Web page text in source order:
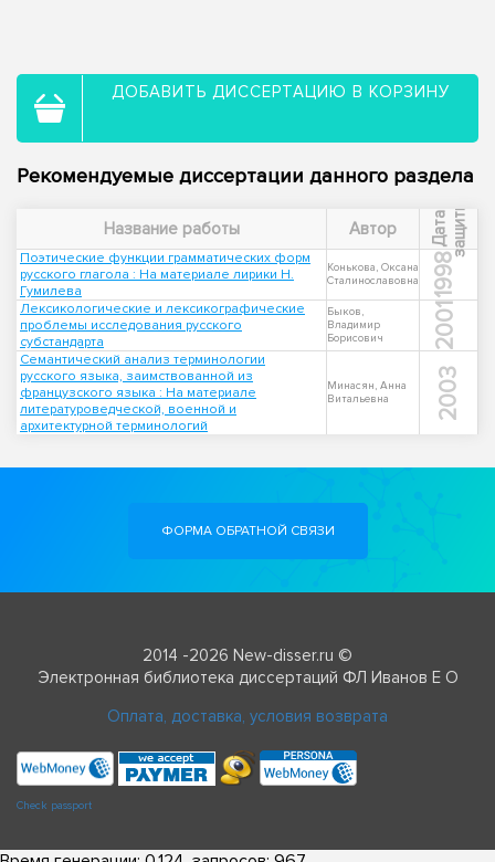
ДОБАВИТЬ ДИССЕРТАЦИЮ В КОРЗИНУ
Рекомендуемые диссертации данного раздела
Название работы Автор Д
а
т
а
з
а
щ
и
т ы
Поэтические функции грамматических форм
русского глагола : На материале лирики Н.
Гумилева
Конькова, Оксана
Сталинославовна
1998
Лексикологические и лексикографические
проблемы исследования русского
субстандарта
Быков,
Владимир
Борисович
2001
Семантический анализ терминологии
русского языка, заимствованной из
французского языка : На материале
литературоведческой, военной и
архитектурной терминологий
Минасян, Анна
Витальевна
2003
ФОРМА ОБРАТНОЙ СВЯЗИ
2014 -2026 New-disser.ru ©
Электронная библиотека диссертаций ФЛ Иванов Е О
Оплата, доставка, условия возврата
Check passport